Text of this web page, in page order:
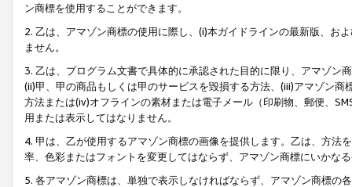
ン商標を使用することができます。
2. 乙は、アマゾン商標の使用に際し、(i)本ガイドラインの最新版、お
ません。
3. 乙は、プログラム文書で具体的に承認された目的に限り、アマゾン
(ii)甲、甲の商品もしくは甲のサービスを毀損する方法、(iii)アマゾン
方法または(iv)オフラインの素材または電子メール（印刷物、郵便、
用または表示してはなりません。
4. 甲は、乙が使用するアマゾン商標の画像を提供します。乙は、方
率、色彩またはフォントを変更してはならず、アマゾン商標にいかな
5. 各アマゾン商標は、単独で表示しなければならず、アマゾン商標